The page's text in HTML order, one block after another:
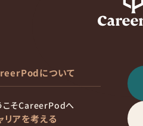
について
こそCareerPodへ
リアを考える